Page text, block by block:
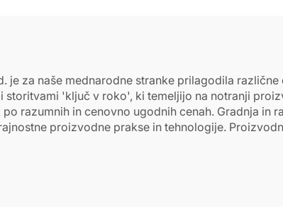
je za naše mednarodne stranke prilagodila
storitvami 'ključ v roko', ki temeljijo na notranji
razumnih in cenovno ugodnih cenah. Gradnja
proizvodne prakse in tehnologije.